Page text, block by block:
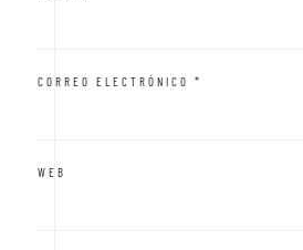
CORREO ELECTRÓNICO *
WEB